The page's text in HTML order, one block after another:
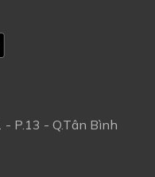
P.13 - Q.Tân Bình